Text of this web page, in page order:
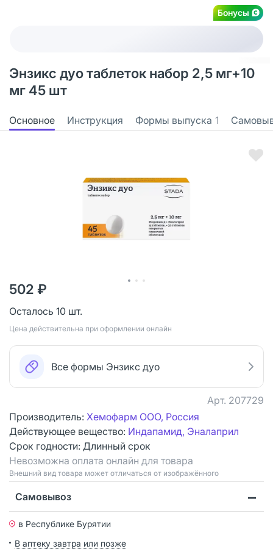
Бонусы
Энзикс дуо таблеток набор 2,5 мг+10
мг 45 шт
Основное Инструкция Формы выпуска 1
502 ₽
Осталось 10 шт.
Цена действительна при оформлении онлайн
Все формы Энзикс дуо
Арт. 207729
Производитель: Хемофарм ООО, Россия
Действующее вещество: Индапамид, Эналаприл
Срок годности: Длинный срок
Невозможна оплата онлайн для товара
Bнешний вид товара может отличаться от изображённого
Самовывоз
в Республике Бурятии
В аптеку завтра или позже